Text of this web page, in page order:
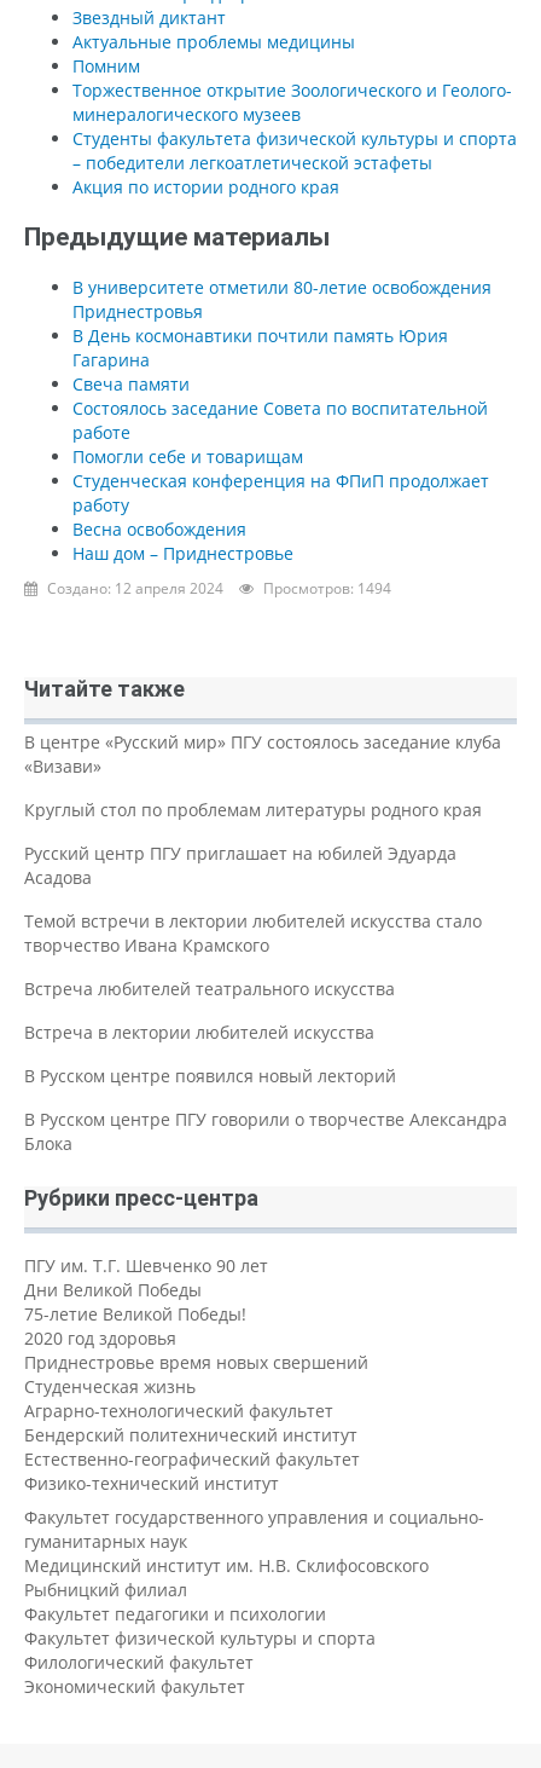
Звездный диктант
Актуальные проблемы медицины
Помним
Торжественное открытие Зоологического и Геолого-
минералогического музеев
Студенты факультета физической культуры и спорта
– победители легкоатлетической эстафеты
Акция по истории родного края
Предыдущие материалы
В университете отметили 80-летие освобождения
Приднестровья
В День космонавтики почтили память Юрия
Гагарина
Свеча памяти
Состоялось заседание Совета по воспитательной
работе
Помогли себе и товарищам
Студенческая конференция на ФПиП продолжает
работу
Весна освобождения
Наш дом – Приднестровье
Создано: 12 апреля 2024 Просмотров: 1494
Читайте также
В центре «Русский мир» ПГУ состоялось заседание клуба
«Визави»
Круглый стол по проблемам литературы родного края
Русский центр ПГУ приглашает на юбилей Эдуарда
Асадова
Темой встречи в лектории любителей искусства стало
творчество Ивана Крамского
Встреча любителей театрального искусства
Встреча в лектории любителей искусства
В Русском центре появился новый лекторий
В Русском центре ПГУ говорили о творчестве Александра
Блока
Рубрики пресс-центра
ПГУ им. Т.Г. Шевченко 90 лет
Дни Великой Победы
75-летие Великой Победы!
2020 год здоровья
Приднестровье время новых свершений
Студенческая жизнь
Аграрно-технологический факультет
Бендерский политехнический институт
Естественно-географический факультет
Физико-технический институт
Факультет государственного управления и социально-
гуманитарных наук
Медицинский институт им. Н.В. Склифосовского
Рыбницкий филиал
Факультет педагогики и психологии
Факультет физической культуры и спорта
Филологический факультет
Экономический факультет